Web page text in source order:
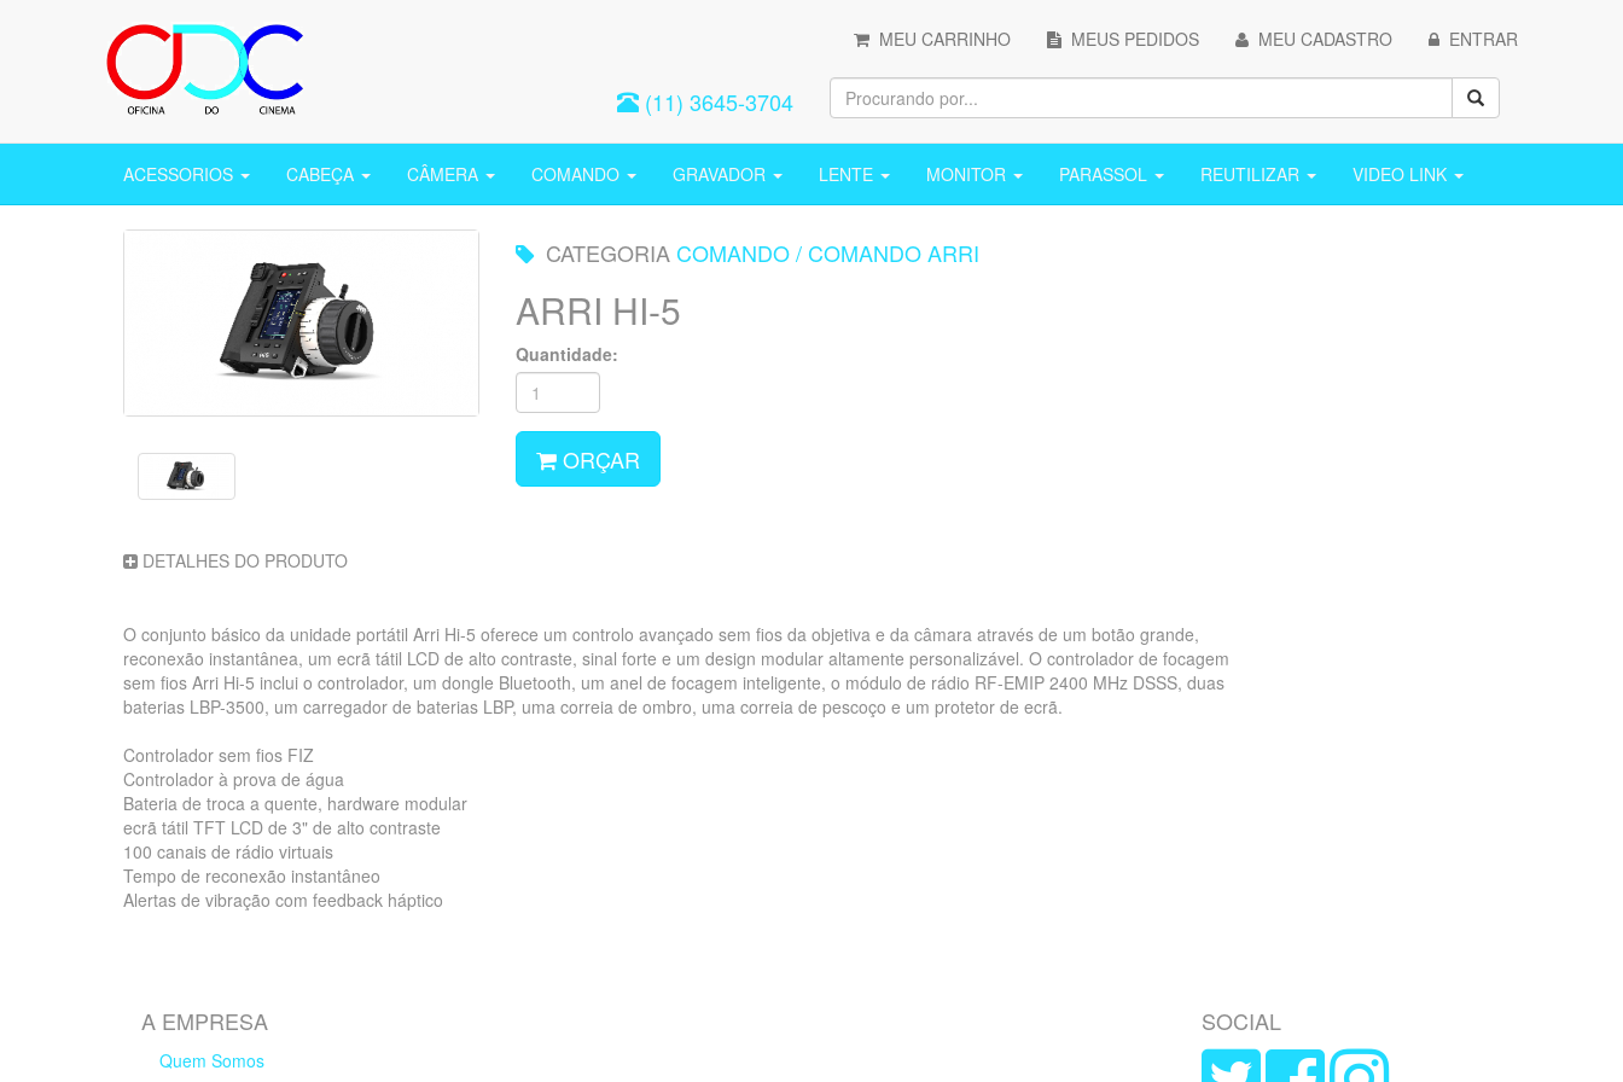
MEU CARRINHO MEUS PEDIDOS MEU CADASTRO ENTRAR
(11) 3645-3704
ACESSORIOS CABEÇA CÂMERA COMANDO GRAVADOR LENTE MONITOR PARASSOL REUTILIZAR VIDEO LINK
CATEGORIA COMANDO/ COMANDO ARRI
ARRI HI-5
Quantidade:
ORÇAR
DETALHES DO PRODUTO
O conjunto básico da unidade portátil Arri Hi-5 oferece um controlo avançado sem fios da objetiva e da câmara através de um botão grande,
reconexão instantânea, um ecrã tátil LCD de alto contraste, sinal forte e um design modular altamente personalizável. O controlador de focagem
sem fios Arri Hi-5 inclui o controlador, um dongle Bluetooth, um anel de focagem inteligente, o módulo de rádio RF-EMIP 2400 MHz DSSS, duas
baterias LBP-3500, um carregador de baterias LBP, uma correia de ombro, uma correia de pescoço e um protetor de ecrã.
Controlador sem fios FIZ
Controlador à prova de água
Bateria de troca a quente, hardware modular
ecrã tátil TFT LCD de 3" de alto contraste
100 canais de rádio virtuais
Tempo de reconexão instantâneo
Alertas de vibração com feedback háptico
A EMPRESA
Quem Somos
SOCIAL